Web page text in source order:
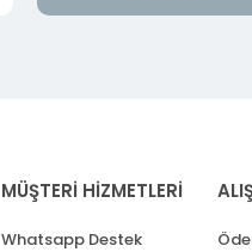
MÜŞTERİ HİZMETLERİ
Whatsapp Destek